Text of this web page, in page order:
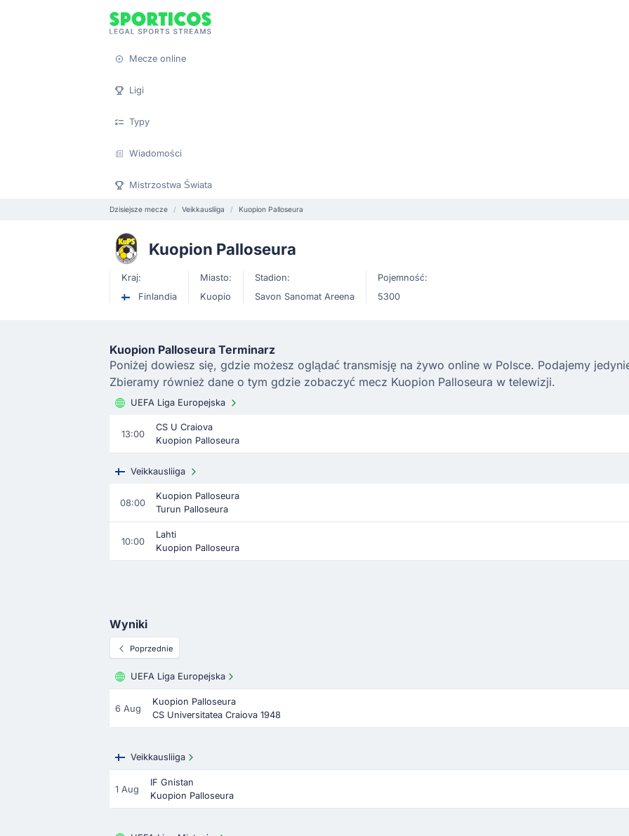
Mecze online
Ligi
Typy
Wiadomości
Mistrzostwa Świata
Dzisiejsze mecze Veikkausliiga Kuopion Palloseura
Kuopion Palloseura
Kraj:
Finlandia
Miasto:
Kuopio
Stadion:
Savon Sanomat Areena
Pojemność:
5300
Kuopion Palloseura Terminarz
Poniżej dowiesz się, gdzie możesz oglądać transmisję na żywo online w Polsce. Podajemy
Zbieramy również dane o tym gdzie zobaczyć mecz Kuopion Palloseura w telewizji.
UEFA Liga Europejska
13:00
CS U Craiova
Kuopion Palloseura
Veikkausliiga
08:00
Kuopion Palloseura
Turun Palloseura
10:00
Lahti
Kuopion Palloseura
Wyniki
Poprzednie
UEFA Liga Europejska
6 Aug
Kuopion Palloseura
CS Universitatea Craiova 1948
Veikkausliiga
1 Aug
IF Gnistan
Kuopion Palloseura